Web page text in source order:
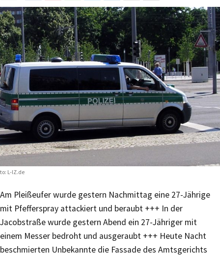
L-IZ.de
Am Pleißeufer wurde gestern Nachmittag eine 27-Jährige
mit Pfefferspray attackiert und beraubt +++ In der
Jacobstraße wurde gestern Abend ein 27-Jähriger mit
einem Messer bedroht und ausgeraubt +++ Heute Nacht
beschmierten Unbekannte die Fassade des Amtsgerichts